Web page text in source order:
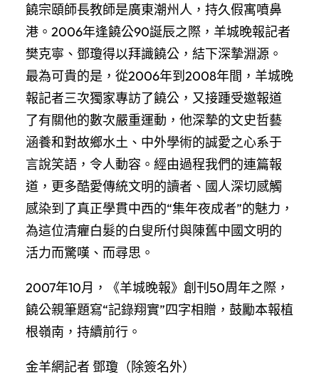
饒宗頤師長教師是廣東潮州人，持久假寓噴鼻
港。2006年逢饒公90誕辰之際，羊城晚報記者
樊克寧、鄧瓊得以拜識饒公，結下深摯淵源。
最為可貴的是，從2006年到2008年間，羊城晚
報記者三次獨家專訪了饒公，又接踵受邀報道
了有關他的數次嚴重運動，他深摯的文史哲藝
涵養和對故鄉水土、中外學術的誠愛之心系于
言說笑語，令人動容。經由過程我們的連篇報
道，更多酷愛傳統文明的讀者、國人深切感觸
感染到了真正學貫中西的“集年夜成者”的魅力，
為這位清癯白髮的白叟所付與陳舊中國文明的
活力而驚嘆、而尋思。
2007年10月，《羊城晚報》創刊50周年之際，
饒公親筆題寫“記錄翔實”四字相贈，鼓勵本報植
根嶺南，持續前行。
金羊網記者 鄧瓊（除簽名外）